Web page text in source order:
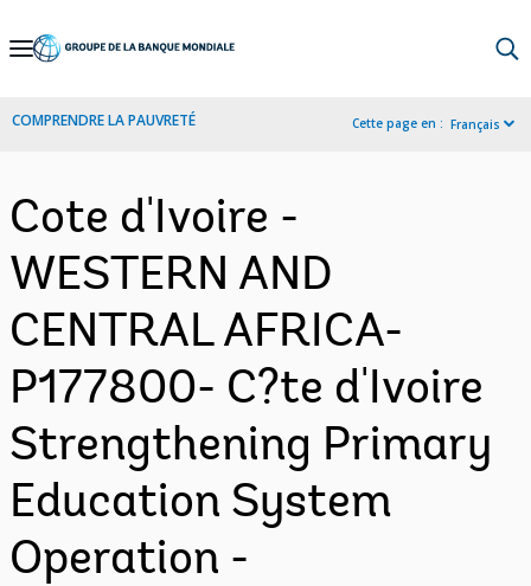
Skip
Navigation
COMPRENDRE LA PAUVRETÉ Cette page en : Français
Cote d'Ivoire -
WESTERN AND
CENTRAL AFRICA-
P177800- C?te d'Ivoire
Strengthening Primary
Education System
Operation -